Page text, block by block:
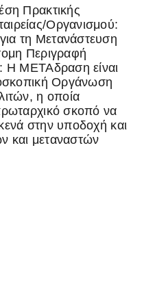
Πρακτικής
Οργανισμού:
τη Μετανάστευση
Περιγραφή
Η ΜΕΤΑδραση είναι
Οργάνωση
η οποία
σκοπό να
στην υποδοχή και
και μεταναστών